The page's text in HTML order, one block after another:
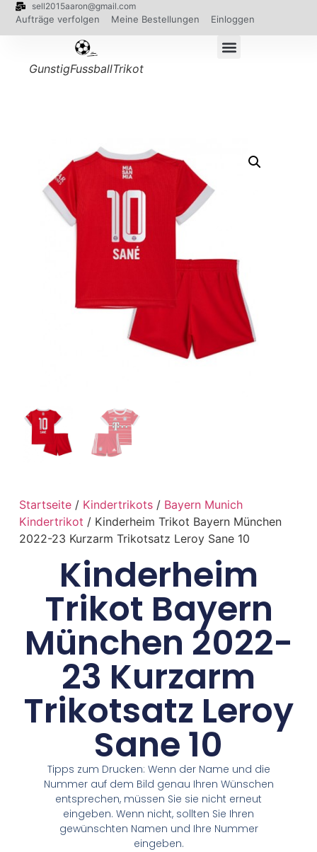
sell2015aaron@gmail.com
Aufträge verfolgen Meine Bestellungen Einloggen
GunstigFussballTrikot
Startseite/ Kindertrikots/ Bayern Munich
Kindertrikot / Kinderheim Trikot Bayern München
2022-23 Kurzarm Trikotsatz Leroy Sane 10
Kinderheim
Trikot Bayern
München 2022-
23 Kurzarm
Trikotsatz Leroy
Sane 10
Tipps zum Drucken: Wenn der Name und die
Nummer auf dem Bild genau Ihren Wünschen
entsprechen, müssen Sie sie nicht erneut
eingeben. Wenn nicht, sollten Sie Ihren
gewünschten Namen und Ihre Nummer
eingeben.